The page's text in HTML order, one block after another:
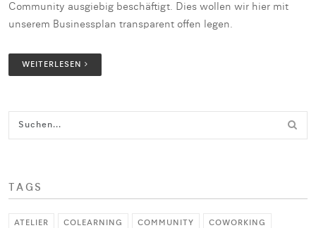
Community ausgiebig beschäftigt. Dies wollen wir hier mit
unserem Businessplan transparent offen legen.
WEITERLESEN
TAGS
ATELIER COLEARNING COMMUNITY COWORKING